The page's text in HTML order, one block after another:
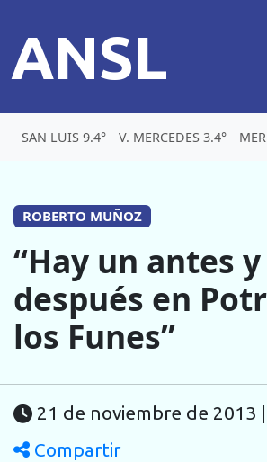
ANSL
SAN LUIS 9.4° V. MERCEDES 3.4°
ROBERTO MUÑOZ
“Hay un antes
después en
los Funes”
21 de noviembre de 2013
Compartir